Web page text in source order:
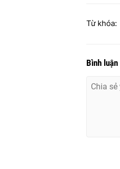
Từ khóa:
Bình luận